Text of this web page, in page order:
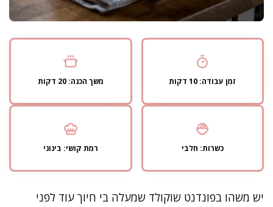
זמן עבודה: 10 דקות משך הכנה: 20 דקות
כשרות: חלבי רמת קושי: בינוני
יש משהו בפונדנט שוקולד שמעלה בי חיוך עוד לפני